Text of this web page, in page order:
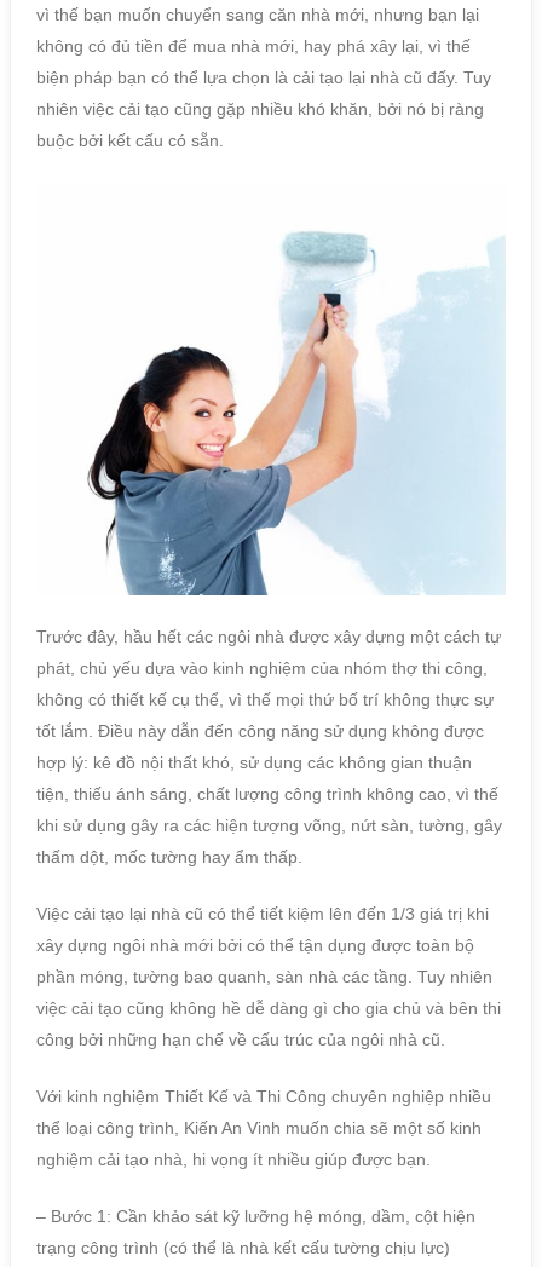
vì thế bạn muốn chuyển sang căn nhà mới, nhưng bạn lại
không có đủ tiền để mua nhà mới, hay phá xây lại, vì thế
biện pháp bạn có thể lựa chọn là cải tạo lại nhà cũ đấy. Tuy
nhiên việc cải tạo cũng gặp nhiều khó khăn, bởi nó bị ràng
buộc bởi kết cấu có sẵn.
Trước đây, hầu hết các ngôi nhà được xây dựng một cách tự
phát, chủ yếu dựa vào kinh nghiệm của nhóm thợ thi công,
không có thiết kế cụ thể, vì thế mọi thứ bố trí không thực sự
tốt lắm. Điều này dẫn đến công năng sử dụng không được
hợp lý: kê đồ nội thất khó, sử dụng các không gian thuận
tiện, thiếu ánh sáng, chất lượng công trình không cao, vì thế
khi sử dụng gây ra các hiện tượng võng, nứt sàn, tường, gây
thấm dột, mốc tường hay ẩm thấp.
Việc cải tạo lại nhà cũ có thể tiết kiệm lên đến 1/3 giá trị khi
xây dựng ngôi nhà mới bởi có thể tận dụng được toàn bộ
phần móng, tường bao quanh, sàn nhà các tầng. Tuy nhiên
việc cải tạo cũng không hề dễ dàng gì cho gia chủ và bên thi
công bởi những hạn chế về cấu trúc của ngôi nhà cũ.
Với kinh nghiệm Thiết Kế và Thi Công chuyên nghiệp nhiều
thể loại công trình, Kiến An Vinh muốn chia sẽ một số kinh
nghiệm cải tạo nhà, hi vọng ít nhiều giúp được bạn.
– Bước 1: Cần khảo sát kỹ lưỡng hệ móng, dầm, cột hiện
trạng công trình (có thể là nhà kết cấu tường chịu lực)